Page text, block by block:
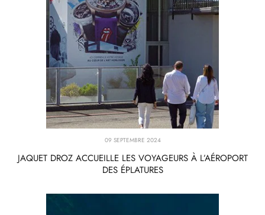
09 SEPTEMBRE 2024
JAQUET DROZ ACCUEILLE LES VOYAGEURS À L’AÉROPORT
DES ÉPLATURES